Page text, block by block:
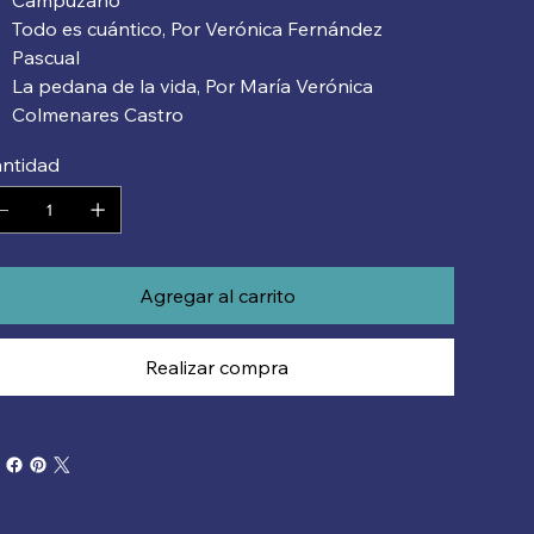
Todo es cuántico, Por Verónica Fernández
Pascual
La pedana de la vida, Por María Verónica
Colmenares Castro
Agregar al carrito
Realizar compra